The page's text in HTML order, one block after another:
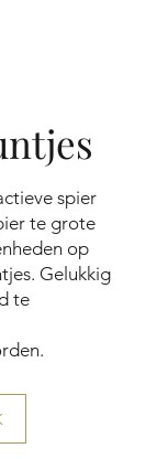
spier
te grote
op
Gelukkig
te